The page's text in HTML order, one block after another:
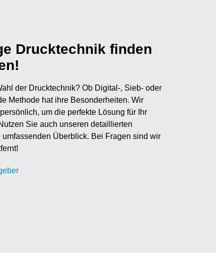
Drucktechnik finden
der Drucktechnik? Ob Digital-, Sieb- oder
Methode hat ihre Besonderheiten. Wir
um die perfekte Lösung für Ihr
Sie auch unseren detaillierten
umfassenden Überblick. Bei Fragen sind wir